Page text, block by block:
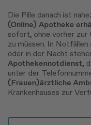
Die Pille danach ist
(Online) Apotheke
sofort, ohne vorher zur
zu müssen. In Notfällen
oder in der Nacht
Apothekennotdienst,
unter der
(Frauen)ärztliche
Krankenhauses zur